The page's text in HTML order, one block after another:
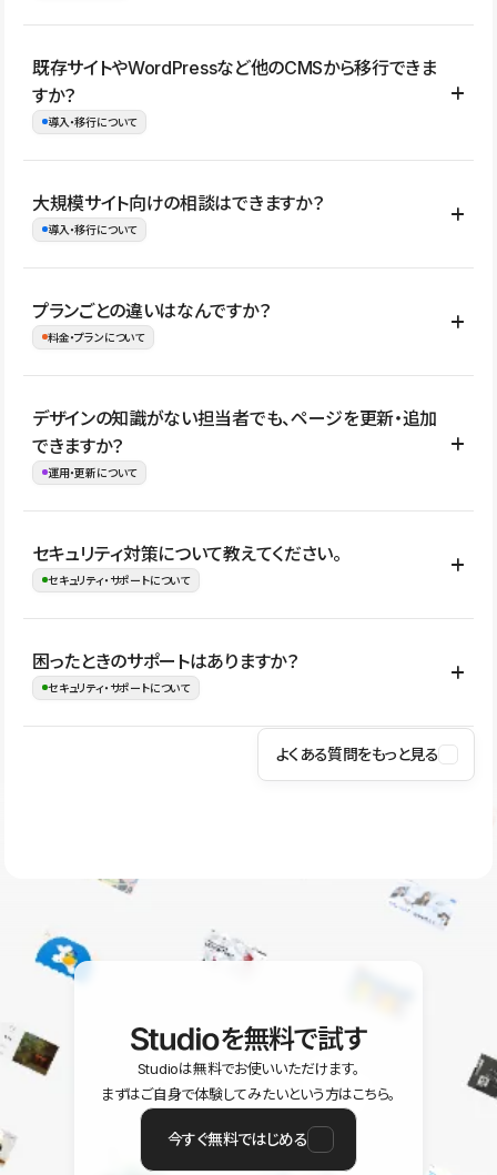
コーポレートサイト、サービスサイト、LP、採用サイト、ブロ
グ・メディア、イベントサイト、店舗・商品紹介サイト、ポートフ
ォリオなど幅広く制作できます。
既存サイトやWordPressなど他のCMSから移行できま
すか？
導入・移行について
はい。既存サイトの構成やコンテンツ、URLを整理したうえで、
Studio上に再構築する形で移行できます。 WordPressの場合は、
イト全体のデザインや設定がそのまま移行されるわけではないた
め、移行後にページ構成やデザイン、CMS設計、URL・リダイレク
大規模サイト向けの相談はできますか？
導入・移行について
はい。アクセス規模が大きいサイトや、複数部門での運用、権限管
理、セキュリティ確認、既存システムとの連携など、個別の要件が
ない段階でも、お問い合わせください。
お問合せはこちら
プランごとの違いはなんですか？
料金・プランについて
公開ページ数、バージョン履歴の期間、CMS利用数の上限、権限
管理の有無などがプランごとに異なります。詳しくは料金プランペ
ージをご覧ください。
デザインの知識がない担当者でも、ページを更新・追加
できますか？
運用・更新について
はい。CMSやコンポーネントを活用して更新範囲を設計しておく
ことで、デザインを崩しにくい状態で運用できます。 さらにコン
ながらレイアウトに影響を与えずに更新作業を進めやすくなりま
す。
セキュリティ対策について教えてください。
セキュリティ・サポートについて
Studioでは、公開サイトやサービスを安全に利用できるよう、通信
の暗号化、データ保護、アクセス管理、脆弱性対策など、複数の観
はSSL/TLSによる通信暗号化に対応しており、悪質なスクリプトの
困ったときのサポートはありますか？
セキュリティ・サポートについて
操作方法や機能については、ヘルプセンターでご確認いただけま
ユーザー同士で質問・相談できるコミュニティもご利用ください。
よくある質問をもっと見る
を無料で試す
Studioは無料でお使いいただけます。
まずはご自身で体験してみたいという方はこちら。
今すぐ無料ではじめる